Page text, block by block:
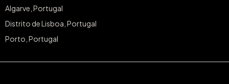
Algarve, Portugal
Distrito de Lisboa, Portugal
Porto, Portugal